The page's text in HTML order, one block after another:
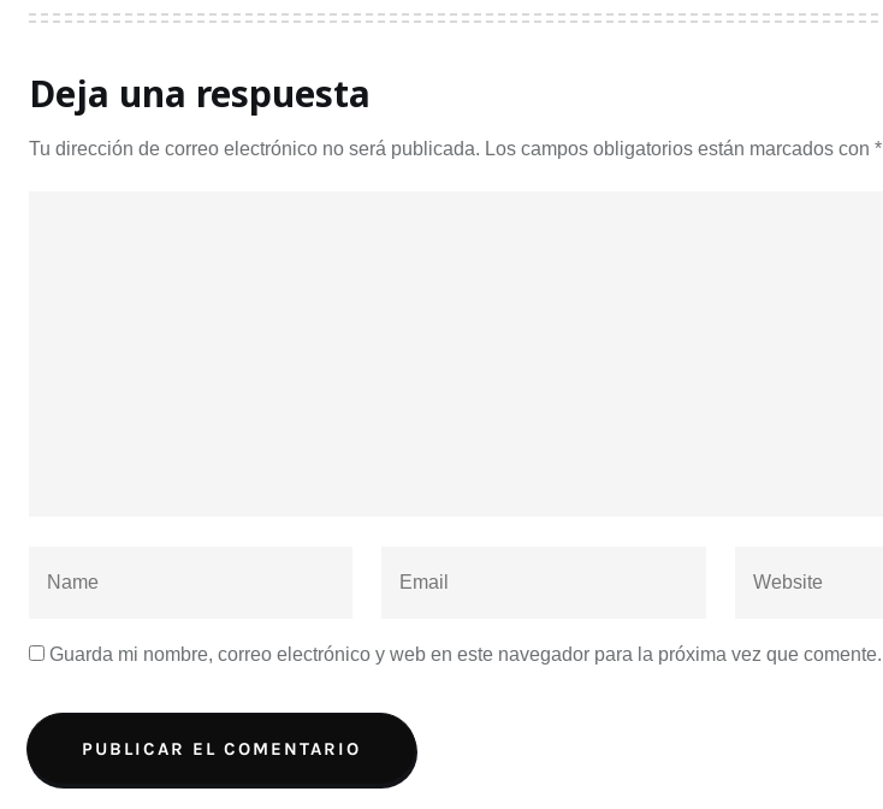
Deja una respuesta
Tu dirección de correo electrónico no será publicada. Los campos obligatorios están marcados con *
Guarda mi nombre, correo electrónico y web en este navegador para la próxima vez que comente.